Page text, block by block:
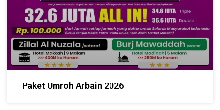
Paket Umroh Arbain 2026